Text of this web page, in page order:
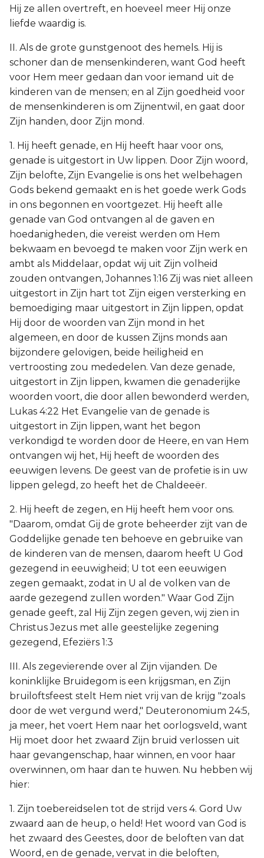
Hij ze allen overtreft, en hoeveel meer Hij onze
liefde waardig is.
II. Als de grote gunstgenoot des hemels. Hij is
schoner dan de mensenkinderen, want God heeft
voor Hem meer gedaan dan voor iemand uit de
kinderen van de mensen; en al Zijn goedheid voor
de mensenkinderen is om Zijnentwil, en gaat door
Zijn handen, door Zijn mond.
1. Hij heeft genade, en Hij heeft haar voor ons,
genade is uitgestort in Uw lippen. Door Zijn woord,
Zijn belofte, Zijn Evangelie is ons het welbehagen
Gods bekend gemaakt en is het goede werk Gods
in ons begonnen en voortgezet. Hij heeft alle
genade van God ontvangen al de gaven en
hoedanigheden, die vereist werden om Hem
bekwaam en bevoegd te maken voor Zijn werk en
ambt als Middelaar, opdat wij uit Zijn volheid
zouden ontvangen, Johannes 1:16 Zij was niet alleen
uitgestort in Zijn hart tot Zijn eigen versterking en
bemoediging maar uitgestort in Zijn lippen, opdat
Hij door de woorden van Zijn mond in het
algemeen, en door de kussen Zijns monds aan
bijzondere gelovigen, beide heiligheid en
vertroosting zou mededelen. Van deze genade,
uitgestort in Zijn lippen, kwamen die genaderijke
woorden voort, die door allen bewonderd werden,
Lukas 4:22 Het Evangelie van de genade is
uitgestort in Zijn lippen, want het begon
verkondigd te worden door de Heere, en van Hem
ontvangen wij het, Hij heeft de woorden des
eeuwigen levens. De geest van de profetie is in uw
lippen gelegd, zo heeft het de Chaldeeër.
2. Hij heeft de zegen, en Hij heeft hem voor ons.
"Daarom, omdat Gij de grote beheerder zijt van de
Goddelijke genade ten behoeve en gebruike van
de kinderen van de mensen, daarom heeft U God
gezegend in eeuwigheid; U tot een eeuwigen
zegen gemaakt, zodat in U al de volken van de
aarde gezegend zullen worden." Waar God Zijn
genade geeft, zal Hij Zijn zegen geven, wij zien in
Christus Jezus met alle geestelijke zegening
gezegend, Efeziërs 1:3
III. Als zegevierende over al Zijn vijanden. De
koninklijke Bruidegom is een krijgsman, en Zijn
bruiloftsfeest stelt Hem niet vrij van de krijg "zoals
door de wet vergund werd," Deuteronomium 24:5,
ja meer, het voert Hem naar het oorlogsveld, want
Hij moet door het zwaard Zijn bruid verlossen uit
haar gevangenschap, haar winnen, en voor haar
overwinnen, om haar dan te huwen. Nu hebben wij
hier:
1. Zijn toebereidselen tot de strijd vers 4. Gord Uw
zwaard aan de heup, o held! Het woord van God is
het zwaard des Geestes, door de beloften van dat
Woord, en de genade, vervat in die beloften,